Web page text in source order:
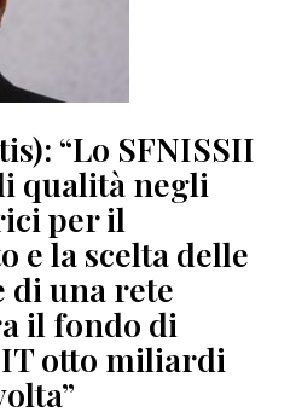
“Lo SFNISSII
qualità negli
per il
e la scelta delle
di una rete
il fondo di
otto miliardi